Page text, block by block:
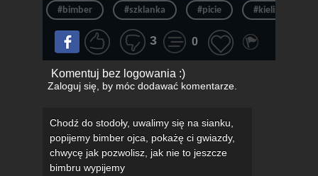
#bimber #szklanka #picie #kieliszek
3 0
Komentuj bez logowania :)
Zaloguj się, by móc dodawać komentarze.
Chodź do stodoły, uwalimy się na sianku,
popijemy bimber ojca, pokażę ci gwiazdy,
chwycę jak pozwolisz, jak nie to jeszcze
bimbru wypijemy